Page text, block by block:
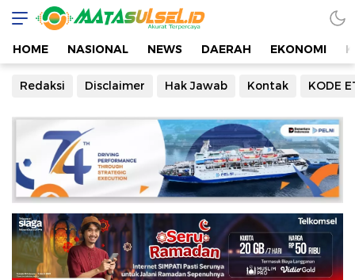
HOME NASIONAL NEWS DAERAH EKONOMI
Redaksi Disclaimer Hak Jawab Kontak KODE